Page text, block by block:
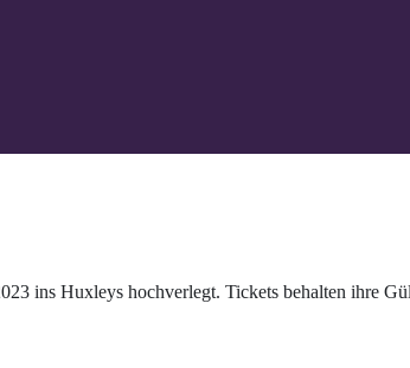
ins Huxleys hochverlegt. Tickets behalten ihre